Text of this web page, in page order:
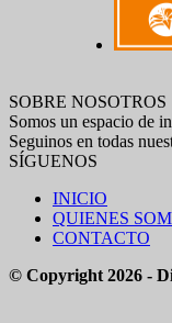
SOBRE NOSOTROS
Somos un espacio de
Seguinos en todas
SÍGUENOS
INICIO
QUIENES
CONTACTO
© Copyright 2026 -